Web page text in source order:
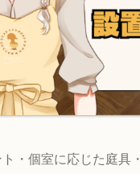
・個室に応じた庭具